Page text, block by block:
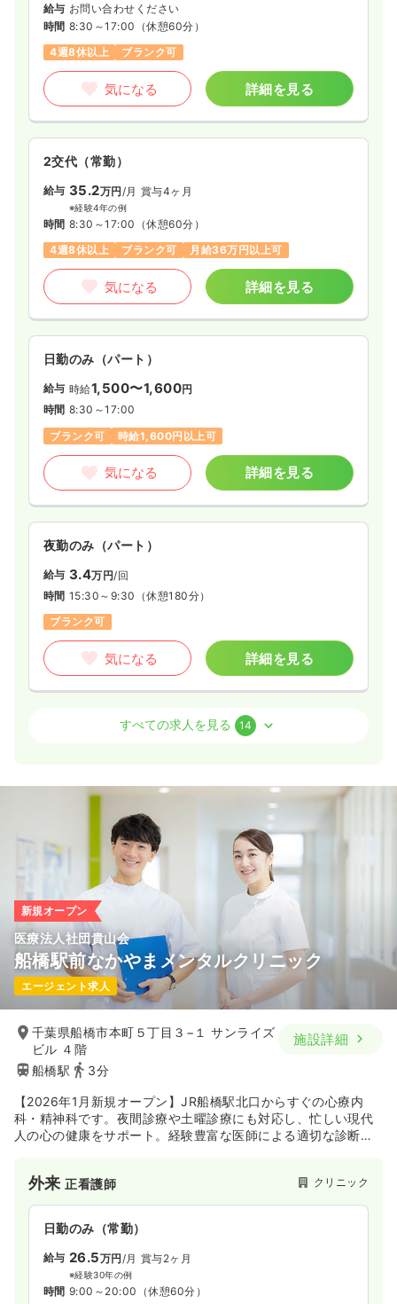
給与 お問い合わせください
時間 8:30～17:00 （休憩60分）
4週8休以上
ブランク可
気になる 詳細を見る
2交代（常勤）
給与 35.2万円/月 賞与4ヶ月
※経験4年の例
時間 8:30～17:00 （休憩60分）
4週8休以上
ブランク可 月給36万円以上可
気になる 詳細を見る
日勤のみ（パート）
給与 時給1,500〜1,600円
時間 8:30～17:00
ブランク可
時給1,600円以上可
気になる 詳細を見る
夜勤のみ（パート）
給与 3.4万円/回
時間 15:30～9:30 （休憩180分）
ブランク可
気になる 詳細を見る
26.7万円 賞与4ヶ月
8:30～17:00
4週8休以上
オンコールあり 月給27万円以上可
気になる 詳細を見る
2交代（常勤） 一時募集休止
給与 27.6万円〜/月 賞与3.85ヶ月
※経験3年の例
時間 8:30～17:00
（休憩60分）
4週8休以上
給与 時給1,400
オンコールあり
気になる
すべての求人を見る 14
新規オープン
医療法人社団貴山会
船橋駅前なかやまメンタルクリニック
エージェント求人
千葉県船橋市本町５丁目３−１ サンライズ
ビル ４階
船橋駅
3分
施設詳細
【2026年1月新規オープン】JR船橋駅北口からすぐの心療内
科・精神科です。夜間診療や土曜診療にも対応し、忙しい現代
人の心の健康をサポート。経験豊富な医師による適切な診断
に頼れる身近なクリニックを目指しています。
外来正看護師 クリニック
日勤のみ（常勤）
給与 26.5万円 /月 賞与2ヶ月
※経験30年の例
時間 9:00～20:00 （休憩60分）